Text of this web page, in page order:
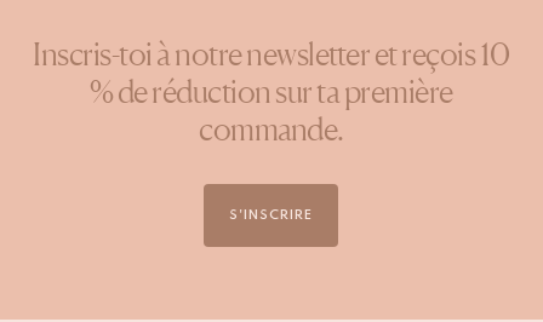
Inscris-toi à notre newsletter et reçois 10
% de réduction sur ta première
commande.
S'INSCRIRE